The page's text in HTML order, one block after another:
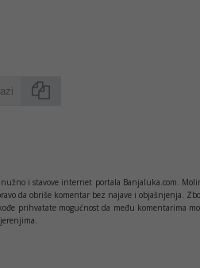
i stavove internet portala Banjaluka.com.
da obriše komentar bez najave i objašnjenja.
prihvatate mogućnost da među komentarima